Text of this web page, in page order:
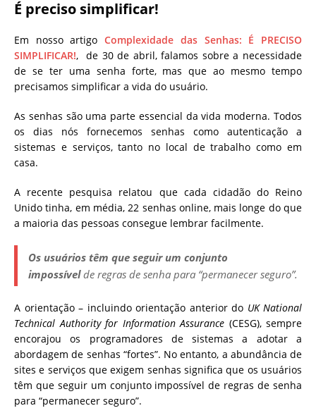
É preciso simplificar!
Em nosso artigoComplexidade das Senhas: É PRECISO
SIMPLIFICAR!, de 30 de abril, falamos sobre a necessidade
de se ter uma senha forte, mas que ao mesmo tempo
precisamos simplificar a vida do usuário.
As senhas são uma parte essencial da vida moderna. Todos
os dias nós fornecemos senhas como autenticação a
sistemas e serviços, tanto no local de trabalho como em
casa.
A recente pesquisa relatou que cada cidadão do Reino
Unido tinha, em média, 22 senhas online, mais longe do que
a maioria das pessoas consegue lembrar facilmente.
Os usuários têm que seguir um conjunto
impossívelde regras de senha para “permanecer seguro”.
A orientação – incluindo orientação anterior do UK National
Technical Authority for Information Assurance (CESG), sempre
encorajou os programadores de sistemas a adotar a
abordagem de senhas “fortes”. No entanto, a abundância de
sites e serviços que exigem senhas significa que os usuários
têm que seguir um conjunto impossível de regras de senha
para “permanecer seguro”.